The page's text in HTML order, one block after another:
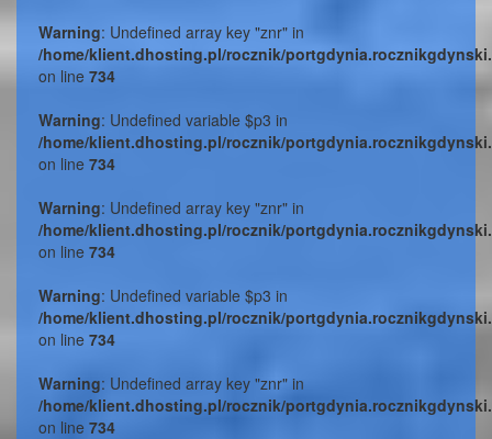
Warning: Undefined array key "znr" in
/home/klient.dhosting.pl/rocznik/
on line 734
Warning: Undefined variable $p3 in
/home/klient.dhosting.pl/rocznik/
on line 734
Warning: Undefined array key "znr" in
/home/klient.dhosting.pl/rocznik/
on line 734
Warning: Undefined variable $p3 in
/home/klient.dhosting.pl/rocznik/
on line 734
Warning: Undefined array key "znr" in
/home/klient.dhosting.pl/rocznik/
on line 734